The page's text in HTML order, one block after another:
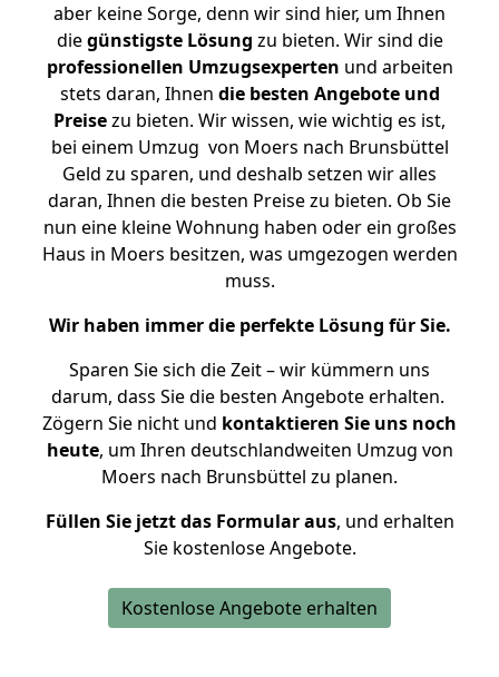
aber keine Sorge, denn wir sind hier, um Ihnen
diegünstigste Lösung zu bieten. Wir sind die
professionellen Umzugsexperten und arbeiten
stets daran, Ihnen die besten Angebote und
Preisezu bieten. Wir wissen, wie wichtig es ist,
bei einem Umzug von Moers nach Brunsbüttel
Geld zu sparen, und deshalb setzen wir alles
daran, Ihnen die besten Preise zu bieten. Ob Sie
nun eine kleine Wohnung haben oder ein großes
Haus in Moers besitzen, was umgezogen werden
muss.
Wir haben immer die perfekte Lösung für Sie.
Sparen Sie sich die Zeit – wir kümmern uns
darum, dass Sie die besten Angebote erhalten.
Zögern Sie nicht und kontaktieren Sie uns noch
heute, um Ihren deutschlandweiten Umzug von
Moers nach Brunsbüttel zu planen.
Füllen Sie jetzt das Formular aus, und erhalten
Sie kostenlose Angebote.
Kostenlose Angebote erhalten